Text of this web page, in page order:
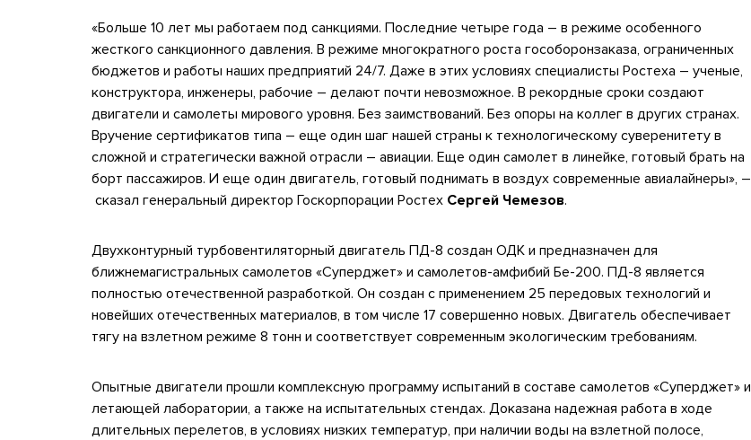
«Больше 10 лет мы работаем под санкциями. Последние четыре года – в режиме особенного
жесткого санкционного давления. В режиме многократного роста гособоронзаказа, ограниченных
бюджетов и работы наших предприятий 24/7. Даже в этих условиях специалисты Ростеха – ученые,
конструктора, инженеры, рабочие – делают почти невозможное. В рекордные сроки создают
двигатели и самолеты мирового уровня. Без заимствований. Без опоры на коллег в других странах.
Вручение сертификатов типа – еще один шаг нашей страны к технологическому суверенитету в
сложной и стратегически важной отрасли – авиации. Еще один самолет в линейке, готовый брать на
борт пассажиров. И еще один двигатель, готовый поднимать в воздух современные авиалайнеры», –
сказал генеральный директор Госкорпорации Ростех Сергей Чемезов.
Двухконтурный турбовентиляторный двигатель ПД-8 создан ОДК и предназначен для
ближнемагистральных самолетов «Суперджет» и самолетов-амфибий Бе-200. ПД-8 является
полностью отечественной разработкой. Он создан с применением 25 передовых технологий и
новейших отечественных материалов, в том числе 17 совершенно новых. Двигатель обеспечивает
тягу на взлетном режиме 8 тонн и соответствует современным экологическим требованиям.
Опытные двигатели прошли комплексную программу испытаний в составе самолетов «Суперджет» и
летающей лаборатории, а также на испытательных стендах. Доказана надежная работа в ходе
длительных перелетов, в условиях низких температур, при наличии воды на взлетной полосе,